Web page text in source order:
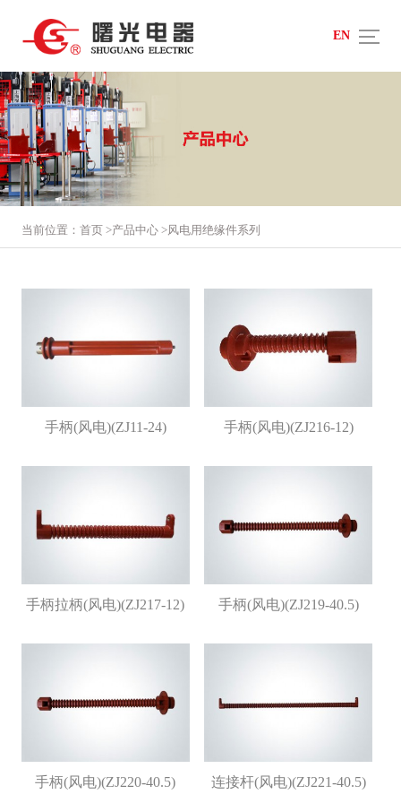
EN
当前位置： 首页>产品中心>风电用绝缘件系列
手柄(风电)(ZJ11-24) 手柄(风电)(ZJ216-12)
手柄拉柄(风电)(ZJ217-12) 手柄(风电)(ZJ219-40.5)
手柄(风电)(ZJ220-40.5) 连接杆(风电)(ZJ221-40.5)